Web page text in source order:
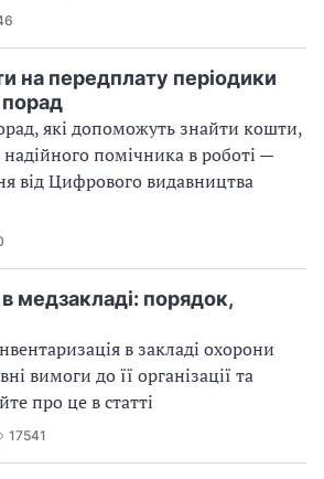
на передплату періодики
які допоможуть знайти кошти,
помічника в роботі —
від Цифрового видавництва
в медзакладі: порядок,
в закладі охорони
вимоги до її організації та
про це в статті
17541